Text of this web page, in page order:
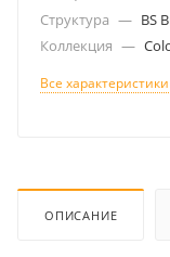
Структура — BS
Коллекция —
Все характеристики
ОПИСАНИЕ